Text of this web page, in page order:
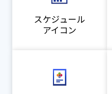
スケジュール
アイコン